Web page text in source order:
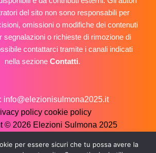
del sito non sono responsabili per
omissioni o modifiche dei contenuti
segnalazioni o richieste di rimozione di
contattarci tramite i canali indicati
nella sezione Contatti.
info@elezionisulmona2025.it
policy cookie policy
© 2026 Elezioni Sulmona 2025
per essere sicuri che tu possa avere la